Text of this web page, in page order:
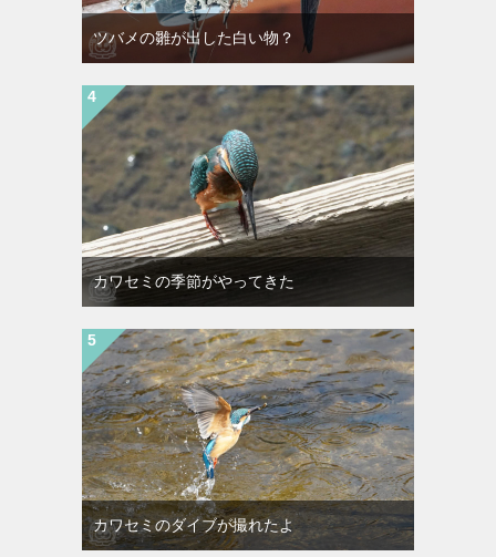
ツバメの雛が出した白い物？
カワセミの季節がやってきた
カワセミのダイブが撮れたよ